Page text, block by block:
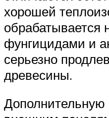
хорошей
обрабатывается
фунгицидами и
серьезно
древесины.
Дополнительную